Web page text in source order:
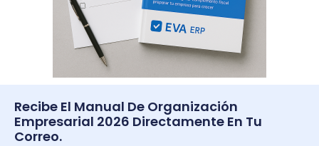
Recibe El Manual De Organización
Empresarial 2026 Directamente En Tu
Correo.